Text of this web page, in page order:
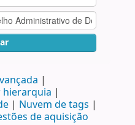
hierarquia
Nuvem de tags
de aquisição